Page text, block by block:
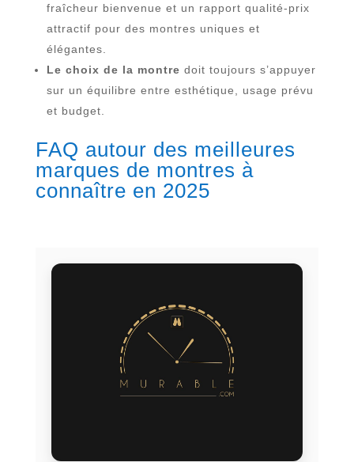
fraîcheur bienvenue et un rapport qualité-prix
attractif pour des montres uniques et
élégantes.
Le choix de la montre doit toujours s’appuyer
sur un équilibre entre esthétique, usage prévu
et budget.
FAQ autour des meilleures
marques de montres à
connaître en 2025